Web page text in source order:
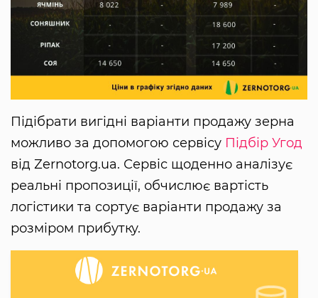
Підібрати вигідні варіанти продажу зерна
можливо за допомогою сервісу Підбір Угод
від Zernotorg.ua. Сервіс щоденно аналізує
реальні пропозиції, обчислює вартість
логістики та сортує варіанти продажу за
розміром прибутку.